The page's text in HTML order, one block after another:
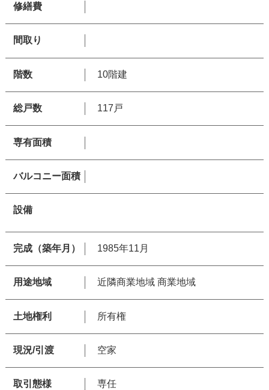
修繕費
間取り
階数 10階建
総戸数 117戸
専有面積
バルコニー面積
設備
完成（築年月） 1985年11月
用途地域 近隣商業地域 商業地域
土地権利 所有権
現況/引渡 空家
取引態様 専任